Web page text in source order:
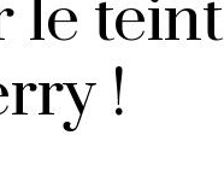
le teint
!